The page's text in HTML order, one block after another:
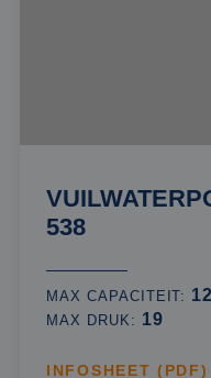
538
MAX CAPACITEIT:
MAX DRUK: 19
INFOSHEET (PDF)